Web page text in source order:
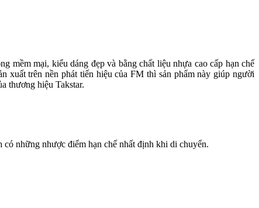
mại, kiểu dáng đẹp và bằng chất liệu nhựa cao cấp hạn chế
xuất trên nền phát tiến hiệu của FM thì sản phẩm này giúp người
thương hiệu Takstar.
những nhược điểm hạn chế nhất định khi di chuyển.